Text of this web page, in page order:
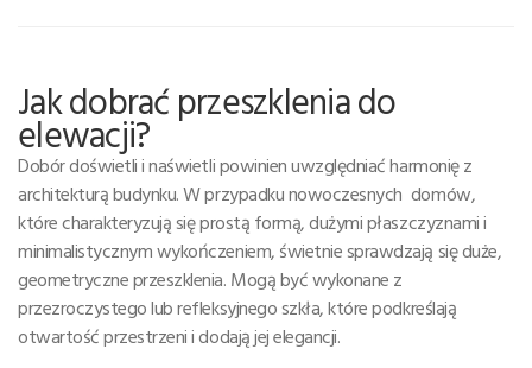
Jak dobrać przeszklenia do
elewacji?
Dobór doświetli i naświetli powinien uwzględniać harmonię z
architekturą budynku. W przypadku nowoczesnych domów,
które charakteryzują się prostą formą, dużymi płaszczyznami i
minimalistycznym wykończeniem, świetnie sprawdzają się duże,
geometryczne przeszklenia. Mogą być wykonane z
przezroczystego lub refleksyjnego szkła, które podkreślają
otwartość przestrzeni i dodają jej elegancji.